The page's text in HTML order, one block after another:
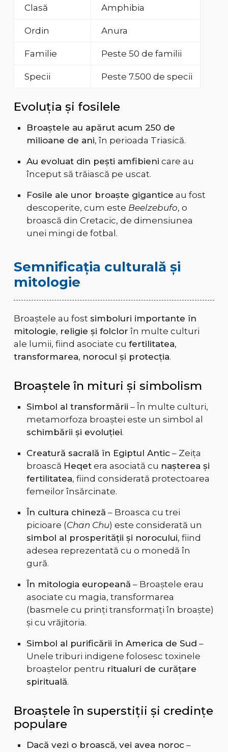
Clasă Amphibia
Ordin Anura
Familie Peste 50 de familii
Specii Peste 7.500 de specii
Evoluția și fosilele
Broaștele au apărut acum 250 de
milioane de ani, în perioada Triasică.
Au evoluat din pești amfibieni care au
început să trăiască pe uscat.
Fosile ale unor broaște gigantice au fost
descoperite, cum este Beelzebufo, o
broască din Cretacic, de dimensiunea
unei mingi de fotbal.
Semnificația culturală și
mitologie
Broaștele au fost simboluri importante în
mitologie, religie și folclor în multe culturi
ale lumii, fiind asociate cu fertilitatea,
transformarea, norocul și protecția.
Broaștele în mituri și simbolism
Simbol al transformării – În multe culturi,
metamorfoza broaștei este un simbol al
schimbării și evoluției.
Creatură sacrală în Egiptul Antic– Zeița
broască Heqetera asociată cu nașterea și
fertilitatea, fiind considerată protectoarea
femeilor însărcinate.
În cultura chineză – Broasca cu trei
picioare (Chan Chu) este considerată un
simbol al prosperității și norocului, fiind
adesea reprezentată cu o monedă în
gură.
În mitologia europeană – Broaștele erau
asociate cu magia, transformarea
(basmele cu prinți transformați în broaște)
și cu vrăjitoria.
Simbol al purificării în America de Sud –
Unele triburi indigene folosesc toxinele
broaștelor pentru ritualuri de curățare
spirituală.
Broaștele în superstiții și credințe
populare
Dacă vezi o broască, vei avea noroc–